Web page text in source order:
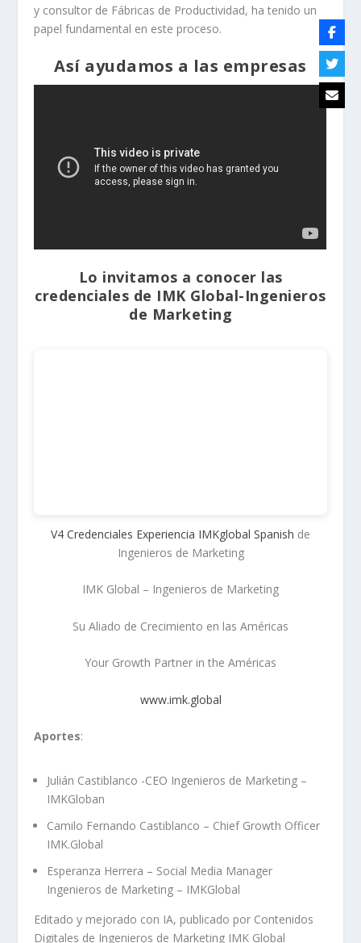
y consultor de Fábricas de Productividad, ha tenido un
papel fundamental en este proceso.
Así ayudamos a las empresas
Lo invitamos a conocer las
credenciales de IMK Global-Ingenieros
de Marketing
V4 Credenciales Experiencia IMKglobal Spanish de
Ingenieros de Marketing
IMK Global – Ingenieros de Marketing
Su Aliado de Crecimiento en las Américas
Your Growth Partner in the Américas
www.imk.global
Aportes:
Julián Castiblanco -CEO Ingenieros de Marketing –
IMKGloban
Camilo Fernando Castiblanco – Chief Growth Officer
IMK.Global
Esperanza Herrera – Social Media Manager
Ingenieros de Marketing – IMKGlobal
Editado y mejorado con IA, publicado por Contenidos
Digitales de Ingenieros de Marketing IMK Global